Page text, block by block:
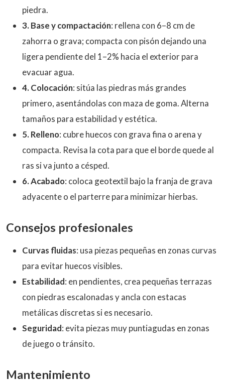
piedra.
3. Base y compactación: rellena con 6–8 cm de
zahorra o grava; compacta con pisón dejando una
ligera pendiente del 1–2% hacia el exterior para
evacuar agua.
4. Colocación: sitúa las piedras más grandes
primero, asentándolas con maza de goma. Alterna
tamaños para estabilidad y estética.
5. Relleno: cubre huecos con grava fina o arena y
compacta. Revisa la cota para que el borde quede al
ras si va junto a césped.
6. Acabado: coloca geotextil bajo la franja de grava
adyacente o el parterre para minimizar hierbas.
Consejos profesionales
Curvas fluidas: usa piezas pequeñas en zonas curvas
para evitar huecos visibles.
Estabilidad: en pendientes, crea pequeñas terrazas
con piedras escalonadas y ancla con estacas
metálicas discretas si es necesario.
Seguridad: evita piezas muy puntiagudas en zonas
de juego o tránsito.
Mantenimiento